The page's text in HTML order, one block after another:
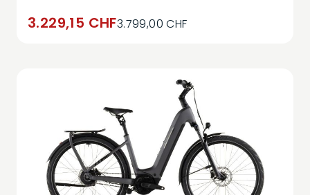
3.229,15 CHF3.799,00 CHF